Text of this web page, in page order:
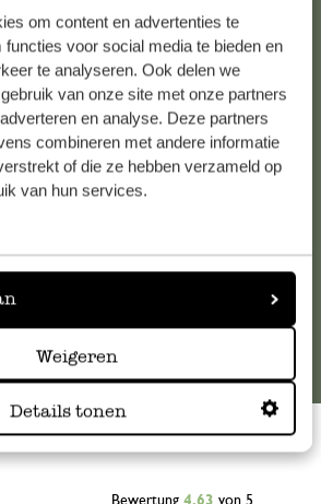
om content en advertenties te
functies voor social media te bieden en
te analyseren. Ook delen we
van onze site met onze partners
en analyse. Deze partners
combineren met andere informatie
of die ze hebben verzameld op
van hun services.
Weigeren
Details tonen
Hilfe
oder Tipps und Hilfe brauchen, wenden
Kundenservice. Oder lesen Sie hier
häufig gestellte Fragen
Bewertung 4.63 von 5